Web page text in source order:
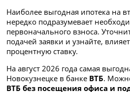
Наиболее выгодная ипотека на
нередко подразумевает
первоначального взноса.
подачей заявки и узнайте,
процентную ставку.
На август 2026 года самая
Новокузнецке в банке ВТБ.
ВТБ без посещения офиса и